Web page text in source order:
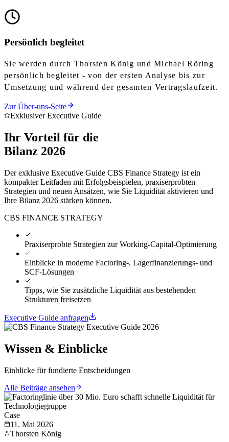
Persönlich begleitet
Sie werden durch Thorsten König und Michael Röring
persönlich begleitet - von der ersten Analyse bis zur
Umsetzung und während der gesamten Vertragslaufzeit.
Zur Über-uns-Seite
Exklusiver Executive Guide
Ihr Vorteil für die
Bilanz 2026
Der exklusive Executive Guide CBS Finance Strategy ist ein
kompakter Leitfaden mit Erfolgsbeispielen, praxiserprobten
Strategien und neuen Ansätzen, wie Sie Liquidität aktivieren und
Ihre Bilanz 2026 stärken können.
CBS FINANCE STRATEGY
Praxiserprobte Strategien zur Working-Capital-Optimierung
Einblicke in moderne Factoring-, Lagerfinanzierungs- und
SCF-Lösungen
Tipps, wie Sie zusätzliche Liquidität aus bestehenden
Strukturen freisetzen
Executive Guide anfragen
Wissen & Einblicke
Einblicke für fundierte Entscheidungen
Alle Beiträge ansehen
Case
11. Mai 2026
Thorsten König